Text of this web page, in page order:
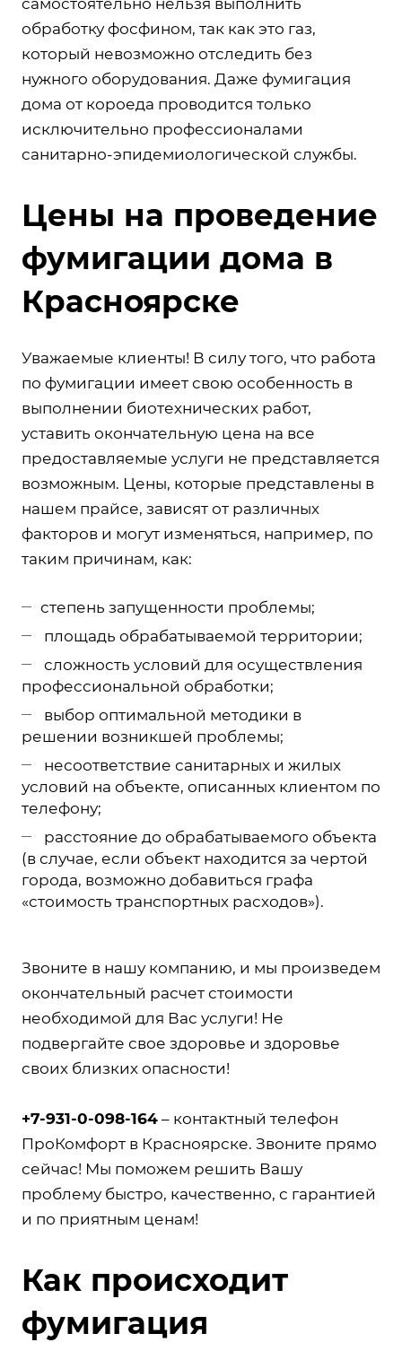
обработку фосфином, так как это газ,
который невозможно отследить без
нужного оборудования. Даже фумигация
дома от короеда проводится только
исключительно профессионалами
санитарно-эпидемиологической службы.
Цены на проведение
фумигации дома в
Красноярске
Уважаемые клиенты! В силу того, что работа
по фумигации имеет свою особенность в
выполнении биотехнических работ,
уставить окончательную цена на все
предоставляемые услуги не представляется
возможным. Цены, которые представлены в
нашем прайсе, зависят от различных
факторов и могут изменяться, например, по
таким причинам, как:
степень запущенности проблемы;
площадь обрабатываемой территории;
сложность условий для осуществления
профессиональной обработки;
выбор оптимальной методики в
решении возникшей проблемы;
несоответствие санитарных и жилых
условий на объекте, описанных клиентом по
телефону;
расстояние до обрабатываемого объекта
(в случае, если объект находится за чертой
города, возможно добавиться графа
«стоимость транспортных расходов»).
Звоните в нашу компанию, и мы произведем
окончательный расчет стоимости
необходимой для Вас услуги! Не
подвергайте свое здоровье и здоровье
своих близких опасности!
+7-931-0-098-164 – контактный телефон
ПроКомфорт в Красноярске. Звоните прямо
сейчас! Мы поможем решить Вашу
проблему быстро, качественно, с гарантией
и по приятным ценам!
Как происходит
фумигация